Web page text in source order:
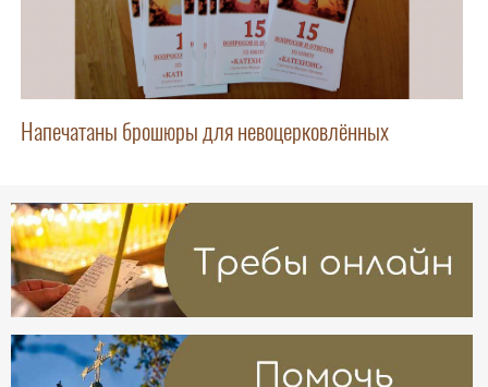
Напечатаны брошюры для невоцерковлённых